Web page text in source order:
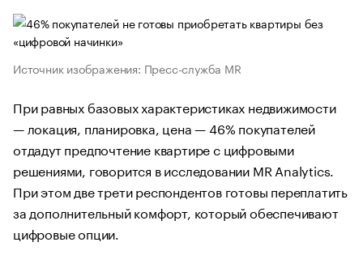
Источник изображения: Пресс-служба MR
При равных базовых характеристиках недвижимости
— локация, планировка, цена — 46% покупателей
отдадут предпочтение квартире с цифровыми
решениями, говорится в исследовании MR Analytics.
При этом две трети респондентов готовы переплатить
за дополнительный комфорт, который обеспечивают
цифровые опции.